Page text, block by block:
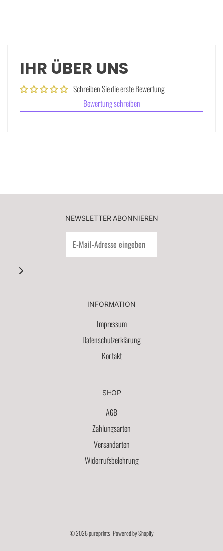
IHR ÜBER UNS
Schreiben Sie die erste Bewertung
Bewertung schreiben
NEWSLETTER ABONNIEREN
INFORMATION
Impressum
Datenschutzerklärung
Kontakt
SHOP
AGB
Zahlungsarten
Versandarten
Widerrufsbelehrung
© 2026 pureprints| Powered by Shopify